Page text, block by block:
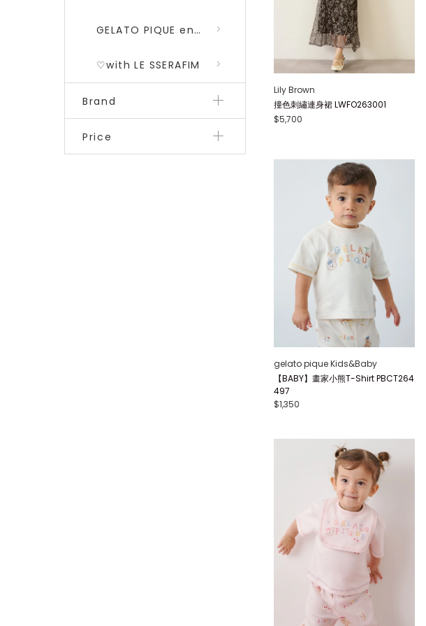
GELATO PIQUE encounters DRAGON QUEST 勇者鬥惡龍 二彈
♡with LE SSERAFIM
Brand
Price
Lily Brown
撞色刺繡連身裙 LWFO263001
$5,700
gelato pique Kids&Baby
【BABY】畫家小熊T-Shirt PBCT264
497
$1,350